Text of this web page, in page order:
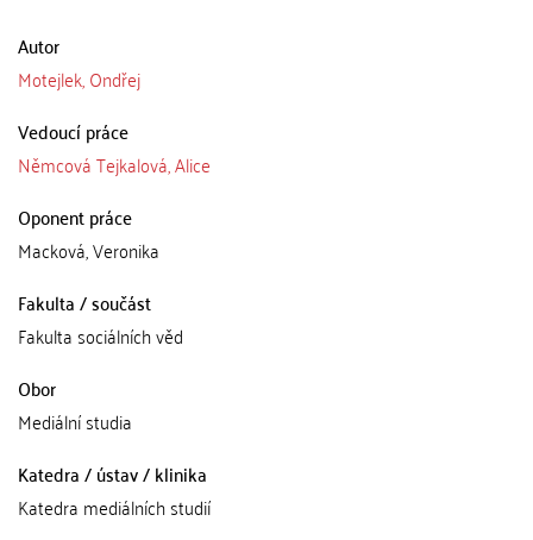
Autor
Motejlek, Ondřej
Vedoucí práce
Němcová Tejkalová, Alice
Oponent práce
Macková, Veronika
Fakulta / součást
Fakulta sociálních věd
Obor
Mediální studia
Katedra / ústav / klinika
Katedra mediálních studií